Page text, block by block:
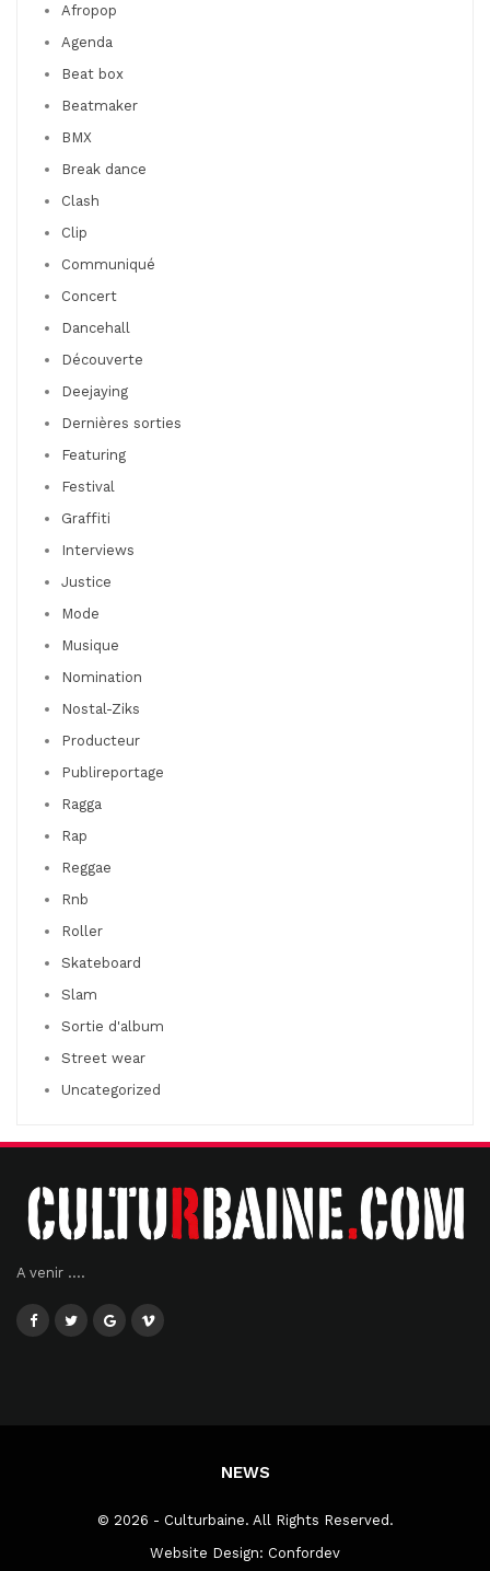
Afropop
Agenda
Beat box
Beatmaker
BMX
Break dance
Clash
Clip
Communiqué
Concert
Dancehall
Découverte
Deejaying
Dernières sorties
Featuring
Festival
Graffiti
Interviews
Justice
Mode
Musique
Nomination
Nostal-Ziks
Producteur
Publireportage
Ragga
Rap
Reggae
Rnb
Roller
Skateboard
Slam
Sortie d'album
Street wear
Uncategorized
A venir ....
NEWS
© 2026 - Culturbaine. All Rights Reserved.
Website Design: Confordev